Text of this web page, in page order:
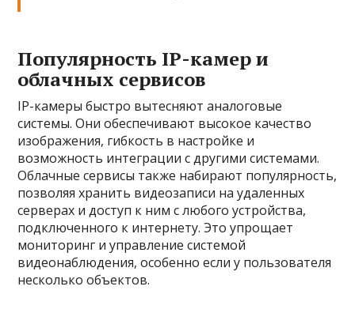
Популярность IP-камер и
облачных сервисов
IP-камеры быстро вытесняют аналоговые
системы. Они обеспечивают высокое качество
изображения, гибкость в настройке и
возможность интеграции с другими системами.
Облачные сервисы также набирают популярность,
позволяя хранить видеозаписи на удаленных
серверах и доступ к ним с любого устройства,
подключенного к интернету. Это упрощает
мониторинг и управление системой
видеонаблюдения, особенно если у пользователя
несколько объектов.